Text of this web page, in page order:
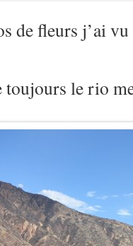
de fleurs j’ai
toujours le rio